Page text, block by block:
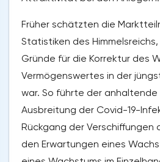
Früher schätzten die
Statistiken des
Gründe für die Korrektur des
Vermögenswertes in der
war. So führte der anhaltende
Ausbreitung der Covid-19-
Rückgang der Verschiffungen
den Erwartungen eines